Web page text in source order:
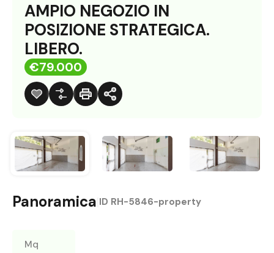
AMPIO NEGOZIO IN
POSIZIONE STRATEGICA.
LIBERO.
€79.000
Panoramica ID RH-5846-property
Mq